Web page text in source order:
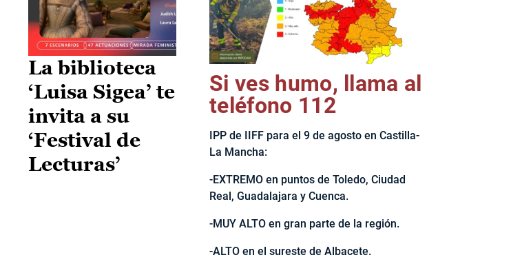
La biblioteca
‘Luisa Sigea’ te
invita a su
‘Festival de
Lecturas’
Si ves humo, llama al
teléfono 112
IPP de IIFF para el 9 de agosto en Castilla-
La Mancha:
-EXTREMO en puntos de Toledo, Ciudad
Real, Guadalajara y Cuenca.
-MUY ALTO en gran parte de la región.
-ALTO en el sureste de Albacete.